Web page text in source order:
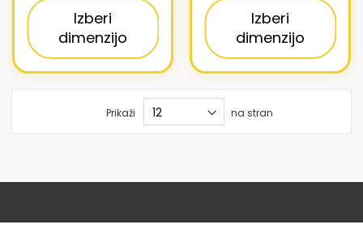
Izberi
dimenzijo
Izberi
dimenzijo
Prikaži na stran